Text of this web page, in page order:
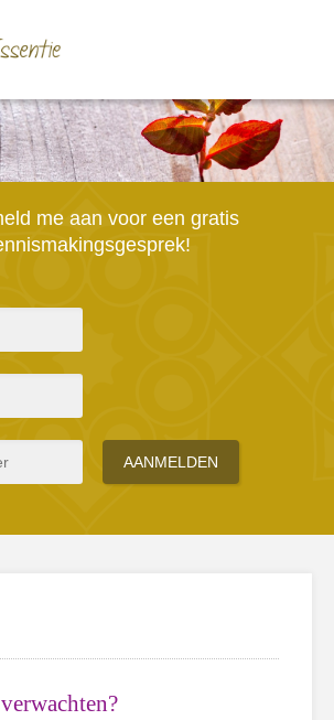
me aan voor een gratis